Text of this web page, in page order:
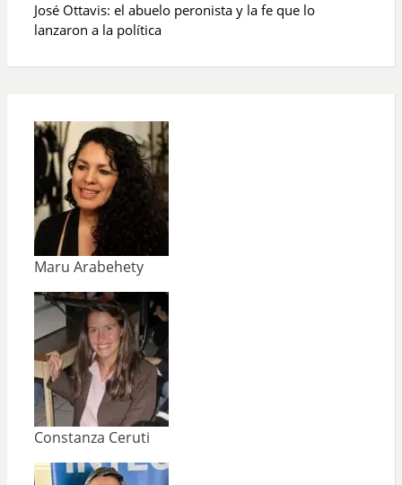
José Ottavis: el abuelo peronista y la fe que lo
lanzaron a la política
Maru Arabehety
Constanza Ceruti